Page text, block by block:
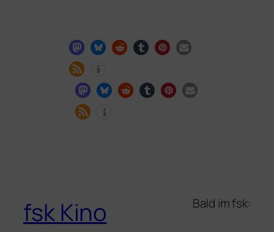
fsk Kino Bald im fsk: